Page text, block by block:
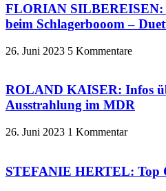
FLORIAN
beim Schlagerbooom –
26. Juni 2023 5 Kommentare
ROLAND KAISER: Infos
Ausstrahlung im MDR
26. Juni 2023 1 Kommentar
STEFANIE HERTEL: Top